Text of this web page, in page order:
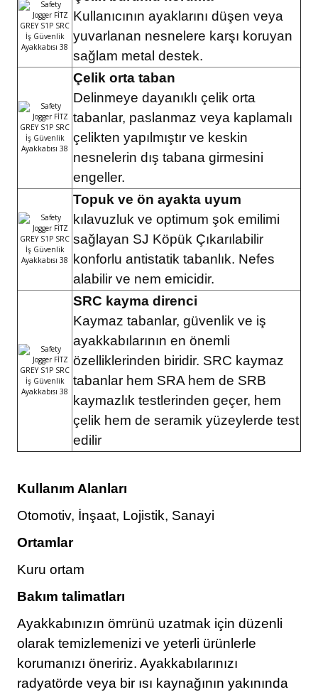
Kullanıcının ayaklarını düşen veya
yuvarlanan nesnelere karşı koruyan
sağlam metal destek.
Çelik orta taban
Delinmeye dayanıklı çelik orta
tabanlar, paslanmaz veya kaplamalı
çelikten yapılmıştır ve keskin
nesnelerin dış tabana girmesini
engeller.
Topuk ve ön ayakta uyum
kılavuzluk ve optimum şok emilimi
sağlayan SJ Köpük Çıkarılabilir
konforlu antistatik tabanlık. Nefes
alabilir ve nem emicidir.
SRC kayma direnci
Kaymaz tabanlar, güvenlik ve iş
ayakkabılarının en önemli
özelliklerinden biridir. SRC kaymaz
tabanlar hem SRA hem de SRB
kaymazlık testlerinden geçer, hem
çelik hem de seramik yüzeylerde test
edilir
Kullanım Alanları
Otomotiv, İnşaat, Lojistik, Sanayi
Ortamlar
Kuru ortam
Bakım talimatları
Ayakkabınızın ömrünü uzatmak için düzenli
olarak temizlemenizi ve yeterli ürünlerle
korumanızı öneririz. Ayakkabılarınızı
radyatörde veya bir ısı kaynağının yakınında